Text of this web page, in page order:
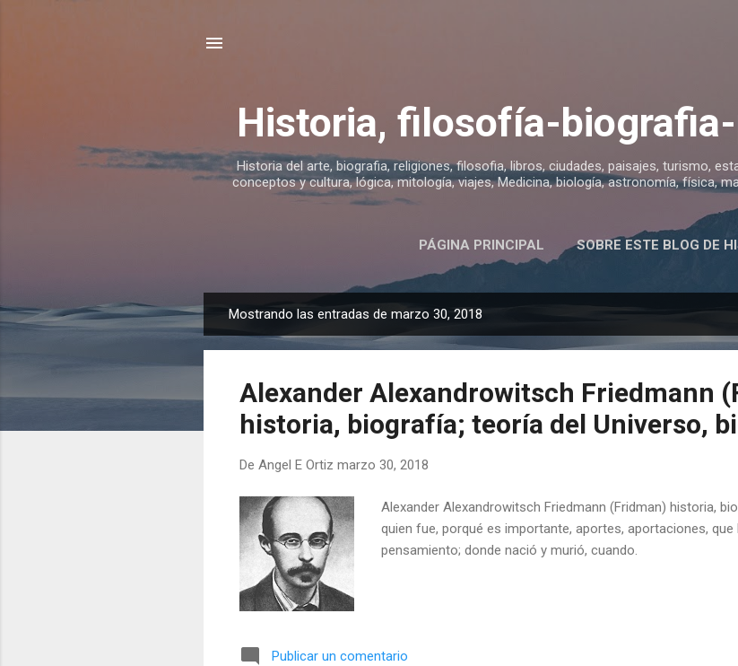
Historia, filosofía-
Historia del arte, biografia, religiones, filosofia, libros, ciudades, paisajes, turismo,
conceptos y cultura, lógica, mitología, viajes, Medicina, biología, astronomía, física,
PÁGINA PRINCIPAL SOBRE ESTE BLOG DE
n
Mostrando las entradas de marzo 30, 2018
Alexander Alexandrowitsch Friedmann
historia, biografía; teoría del Universo,
De Angel E Ortiz marzo 30, 2018
Alexander Alexandrowitsch Friedmann (Fridman) historia,
quien fue, porqué es importante, aportes, aportaciones,
pensamiento; donde nació y murió, cuando.
Publicar un comentario